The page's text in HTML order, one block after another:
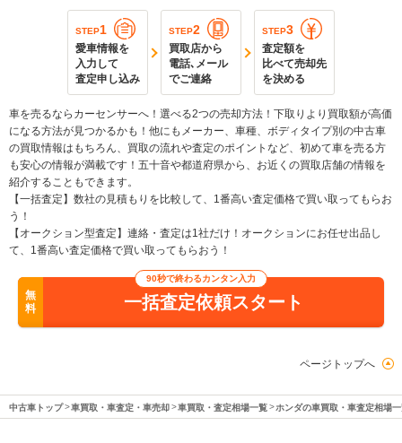
STEP1
愛車情報を
入力して
査定申し込み
STEP2
買取店から
電話､メール
でご連絡
STEP3
査定額を
比べて売却先
を決める
車を売るならカーセンサーへ！選べる2つの売却方法！下取りより買取額が高価
になる方法が見つかるかも！他にもメーカー、車種、ボディタイプ別の中古車
の買取情報はもちろん、買取の流れや査定のポイントなど、初めて車を売る方
も安心の情報が満載です！五十音や都道府県から、お近くの買取店舗の情報を
紹介することもできます。
【一括査定】数社の見積もりを比較して、1番高い査定価格で買い取ってもらお
う！
【オークション型査定】連絡・査定は1社だけ！オークションにお任せ出品し
て、1番高い査定価格で買い取ってもらおう！
無
料
90秒で終わるカンタン入力
一括査定依頼スタート
ページトップへ
中古車トップ 車買取・車査定・車売却 車買取・査定相場一覧 ホンダの車買取・車査定相場